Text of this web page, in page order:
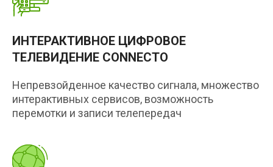
ИНТЕРАКТИВНОЕ ЦИФРОВОЕ
ТЕЛЕВИДЕНИЕ CONNECTO
Непревзойденное качество сигнала, множество
интерактивных сервисов, возможность
перемотки и записи телепередач